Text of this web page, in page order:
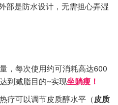
部是防水设计，无需担心弄湿
，每次使用约可消耗高达600
到减脂目的~实现坐躺瘦！
疗可以调节皮质醇水平（皮质